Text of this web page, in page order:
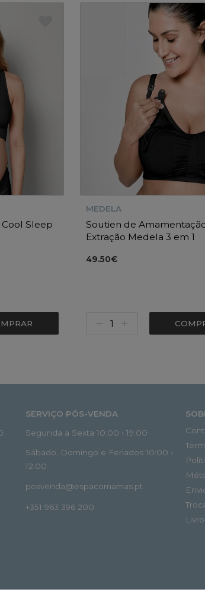
Sleep
MEDELA
Soutien de
Extração Medela 3 em 1
49.50€
SERVIÇO PÓS-VENDA
Segunda a Sexta 10:00 › 19:00
Sábado, Domingo e Feriados 10:00 ›
12:00
posvenda@espacomamas.pt
+351 963 396 200